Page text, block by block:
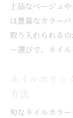
上品なベージュ
は豊富なカラー
取り入れられる
ー選びで、ネイ
ネイルホリッ
方法
旬なネイルカラ